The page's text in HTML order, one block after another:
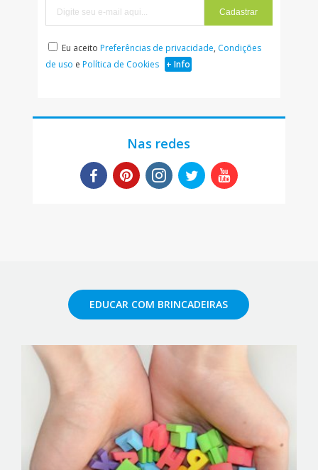
Eu aceitoPreferências de privacidade, Condições
de uso ePolítica de Cookies + Info
Nas redes
EDUCAR COM BRINCADEIRAS